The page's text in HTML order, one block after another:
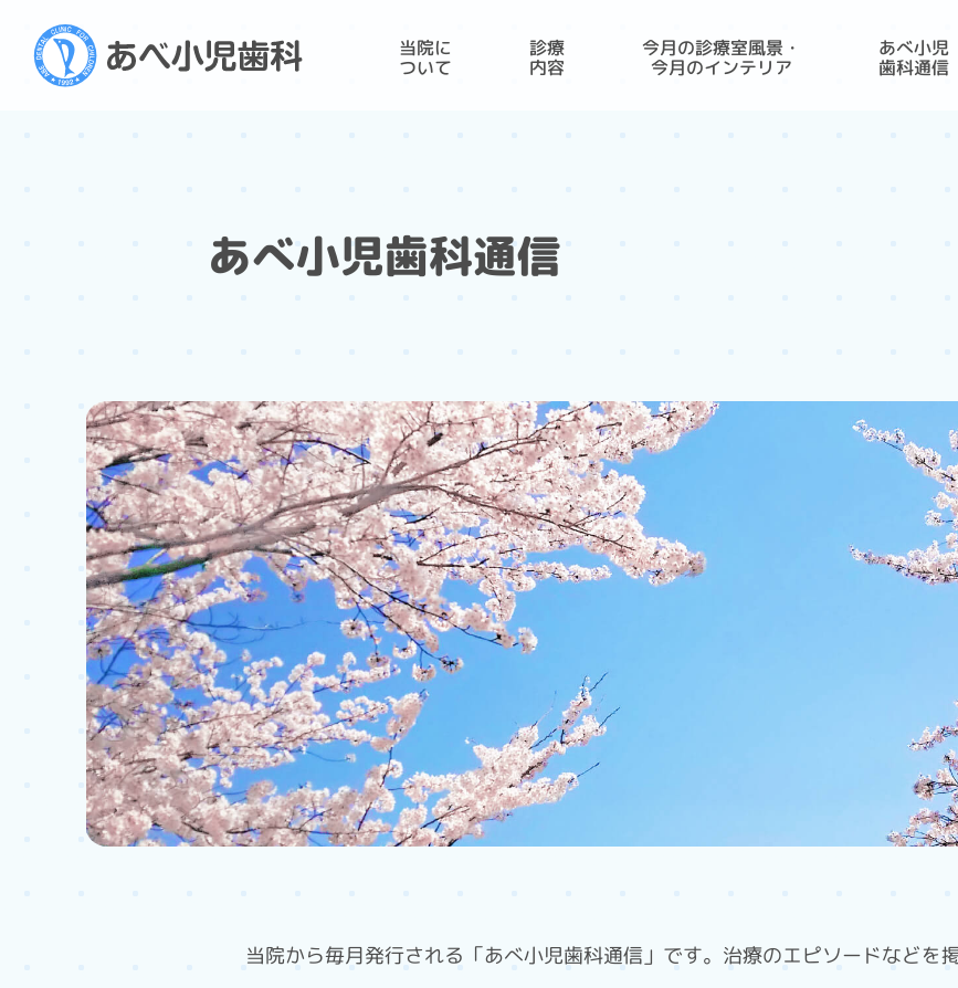
当院に
ついて
診療
内容
今月の診療室風景・
今月のインテリア
あべ小児
歯科通信
あべ小児歯科通信
当院から毎月発行される「あべ小児歯科通信」です。治療のエピソードなどを